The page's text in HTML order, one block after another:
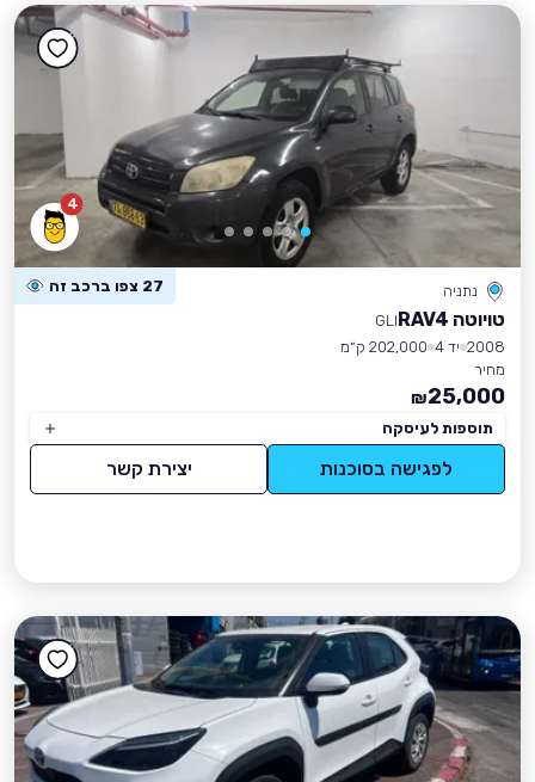
4
נתניה 27 צפו ברכב זה
טויוטה RAV4
GLI
2008 יד 4
202,000 ק״מ
מחיר
25,000
₪
תוספות לעיסקה
לפגישה בסוכנות יצירת קשר